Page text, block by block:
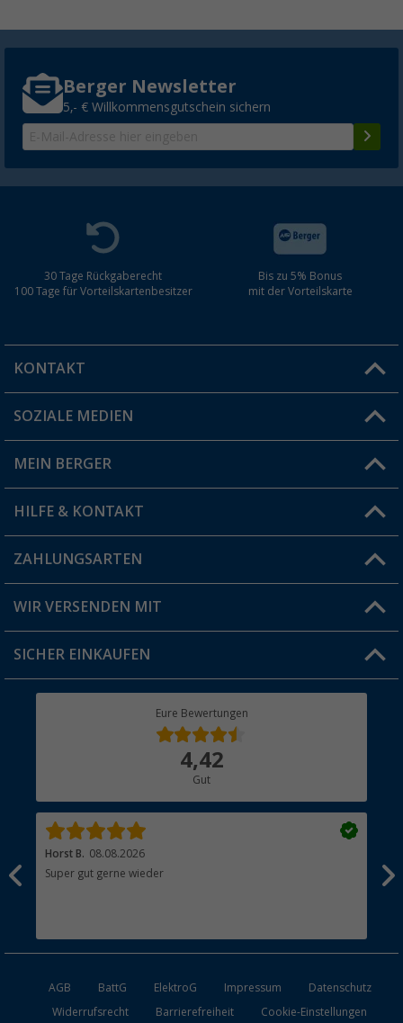
Berger Newsletter
5,- € Willkommensgutschein sichern
30 Tage Rückgaberecht
100 Tage für Vorteilskartenbesitzer
Bis zu 5% Bonus
mit der Vorteilskarte
KONTAKT
Du hast eine Frage?
Filiale finden
SOZIALE MEDIEN
MEIN BERGER
Vorteilskarte
Blog
Jobs & Karriere
HILFE & KONTAKT
FAQ & Kontakt
Versandinformationen
Rücksendung
ZAHLUNGSARTEN
WIR VERSENDEN MIT
SICHER EINKAUFEN
Eure Bewertungen
4,42
Gut
Horst B. 08.08.2026
Super gut gerne wieder
Ist
AGB BattG ElektroG Impressum
Datenschutz
Widerrufsrecht
Barrierefreiheit Cookie-Einstellungen